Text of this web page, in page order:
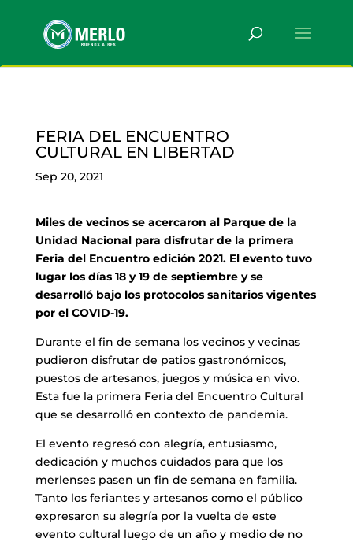
FERIA DEL ENCUENTRO
CULTURAL EN LIBERTAD
Sep 20, 2021
Miles de vecinos se acercaron al Parque de la
Unidad Nacional para disfrutar de la primera
Feria del Encuentro edición 2021. El evento tuvo
lugar los días 18 y 19 de septiembre y se
desarrolló bajo los protocolos sanitarios vigentes
por el COVID-19.
Durante el fin de semana los vecinos y vecinas
pudieron disfrutar de patios gastronómicos,
puestos de artesanos, juegos y música en vivo.
Esta fue la primera Feria del Encuentro Cultural
que se desarrolló en contexto de pandemia.
El evento regresó con alegría, entusiasmo,
dedicación y muchos cuidados para que los
merlenses pasen un fin de semana en familia.
Tanto los feriantes y artesanos como el público
expresaron su alegría por la vuelta de este
evento cultural luego de un año y medio de no